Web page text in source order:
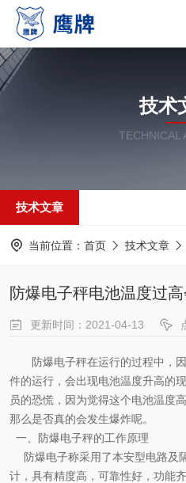
技术
TECHNICAL
技术文章
当前位置： 首页 技术文章
防爆电子秤电池温度过
更新时间：2021-04-13
防爆电子秤在运行的过程中，
件的运行，会出现电池温度升高的
员的恐慌，因为觉得这个电池温度
那么是否真的会发生爆炸呢。
一、防爆电子秤的工作原理
防爆电子称采用了本安型电路及
计，具有精度高，可靠性好，功能